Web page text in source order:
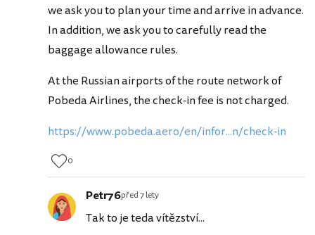
we ask you to plan your time and arrive in advance.
In addition, we ask you to carefully read the
baggage allowance rules.
At the Russian airports of the route network of
Pobeda Airlines, the check-in fee is not charged.
https://www.pobeda.aero/en/infor...n/check-in
0
Petr76před 7 lety
Tak to je teda vítězství...